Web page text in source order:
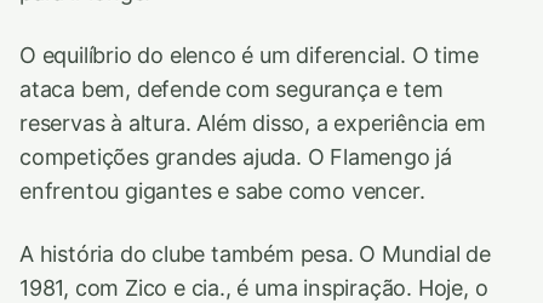
O equilíbrio do elenco é um diferencial. O time
ataca bem, defende com segurança e tem
reservas à altura. Além disso, a experiência em
competições grandes ajuda. O Flamengo já
enfrentou gigantes e sabe como vencer.
A história do clube também pesa. O Mundial de
1981, com Zico e cia., é uma inspiração. Hoje, o